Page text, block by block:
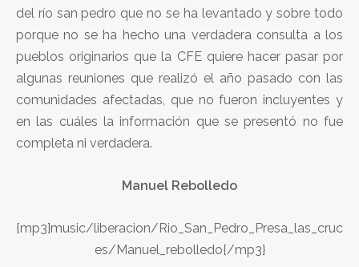
del río san pedro que no se ha levantado y sobre todo
porque no se ha hecho una verdadera consulta a los
pueblos originarios que la CFE quiere hacer pasar por
algunas reuniones que realizó el año pasado con las
comunidades afectadas, que no fueron incluyentes y
en las cuáles la información que se presentó no fue
completa ni verdadera.
Manuel Rebolledo
{mp3}music/liberacion/Rio_San_Pedro_Presa_las_cruc
es/Manuel_rebolledo{/mp3}